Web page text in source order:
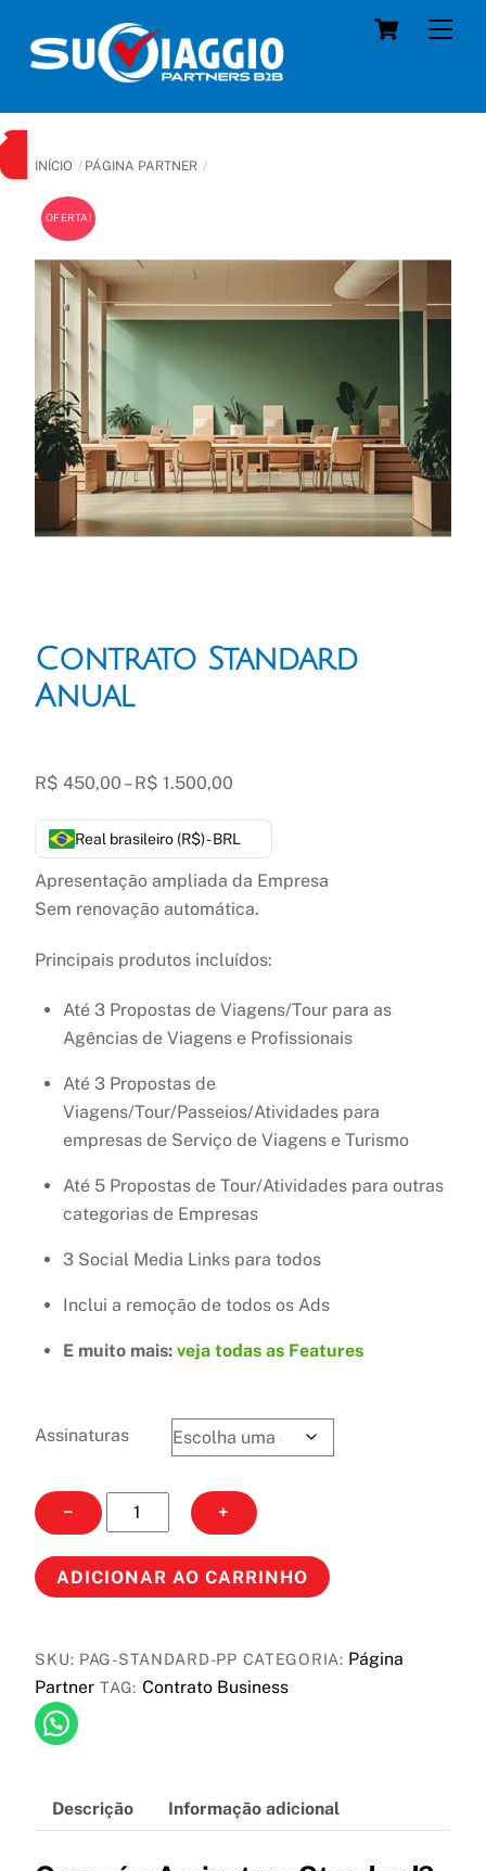
content
Cart
INÍCIO PÁGINA PARTNER
OFERTA!
Contrato Standard
Anual
R$ 450,00 – R$ 1.500,00
preço:
R$ 450,00
através
R$ 1.500,00
Real brasileiro (R$) - BRL
Apresentação ampliada da Empresa
Sem renovação automática.
Principais produtos incluídos:
Até 3 Propostas de Viagens/Tour para as
Agências de Viagens e Profissionais
Até 3 Propostas de
Viagens/Tour/Passeios/Atividades para
empresas de Serviço de Viagens e Turismo
Até 5 Propostas de Tour/Atividades para outras
categorias de Empresas
3 Social Media Links para todos
Inclui a remoção de todos os Ads
E muito mais: veja todas as Features
Assinaturas
−
Contrato
Standard
Anual
quantidade
+
ADICIONAR AO CARRINHO
SKU: PAG-STANDARD-PP CATEGORIA: Página
Partner TAG: Contrato Business
Descrição Informação adicional